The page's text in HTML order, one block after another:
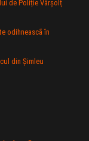
de Poliție Vârșolț
odihneascã în
din Şimleu